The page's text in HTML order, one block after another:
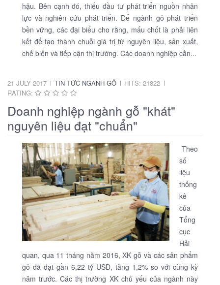
hậu. Bên cạnh đó, thiếu đầu tư phát triển nguồn nhân
lực và nghiên cứu phát triển. Để ngành gỗ phát triển
bền vững, các đại biểu cho rằng, mấu chốt là phải liên
kết để tạo thành chuỗi giá trị từ nguyên liệu, sản xuất,
chế biến và tiếp cận thị trường. Các doanh nghiệp cần...
21 JULY 2017 TIN TỨC NGÀNH GỖ
HITS: 21822
RATING:
Doanh nghiệp ngành gỗ "khát"
nguyên liệu đạt "chuẩn"
Theo
số
liệu
thống
kê
của
Tổng
cục
Hải
quan, qua 11 tháng năm 2016, XK gỗ và các sản phẩm
gỗ đã đạt gần 6,22 tỷ USD, tăng 1,2% so với cùng kỳ
năm trước. Các thị trường XK chủ yếu của ngành này